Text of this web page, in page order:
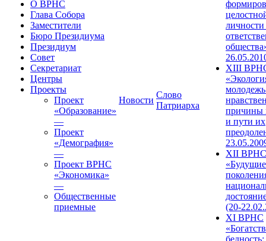
О ВРНС
Глава Собора
Заместители
Бюро Президиума
Президиум
Совет
Секретариат
Центры
Проекты
Проект
«Образование»
—
Проект
«Демография»
—
Проект ВРНС
«Экономика»
—
Общественные
приемные
Новости
Слово
Патриарха
XIII
причины
и пути их
XII ВРНС
«Будущие
(20-
XI ВРНС
бедность: